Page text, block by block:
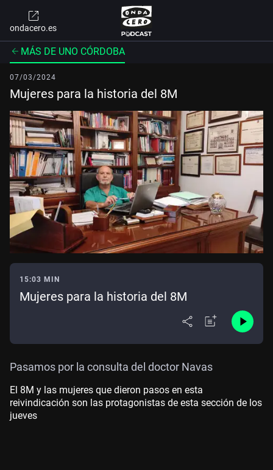
ondacero.es
MÁS DE UNO CÓRDOBA
07/03/2024
Mujeres para la historia del 8M
15:03 MIN
Mujeres para la historia del 8M
Pasamos por la consulta del doctor Navas
El 8M y las mujeres que dieron pasos en esta
reivindicación son las protagonistas de esta sección de los
jueves